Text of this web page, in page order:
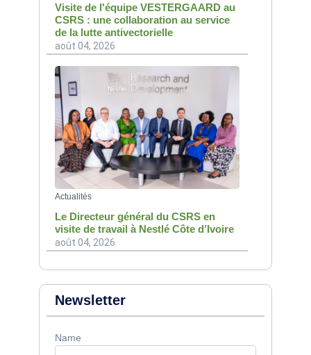
Visite de l'équipe VESTERGAARD au
CSRS : une collaboration au service
de la lutte antivectorielle
août 04, 2026
Actualités
Le Directeur général du CSRS en
visite de travail à Nestlé Côte d’Ivoire
août 04, 2026
Newsletter
Name